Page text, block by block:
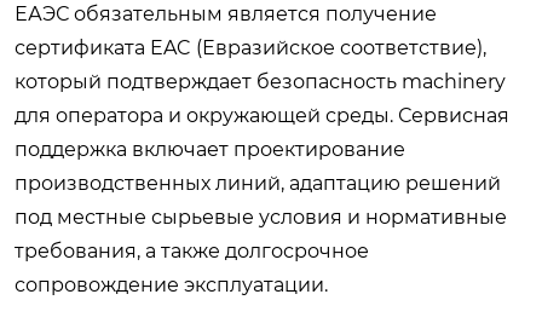
ЕАЭС обязательным является получение
сертификата EAC (Евразийское соответствие),
который подтверждает безопасность machinery
для оператора и окружающей среды. Сервисная
поддержка включает проектирование
производственных линий, адаптацию решений
под местные сырьевые условия и нормативные
требования, а также долгосрочное
сопровождение эксплуатации.